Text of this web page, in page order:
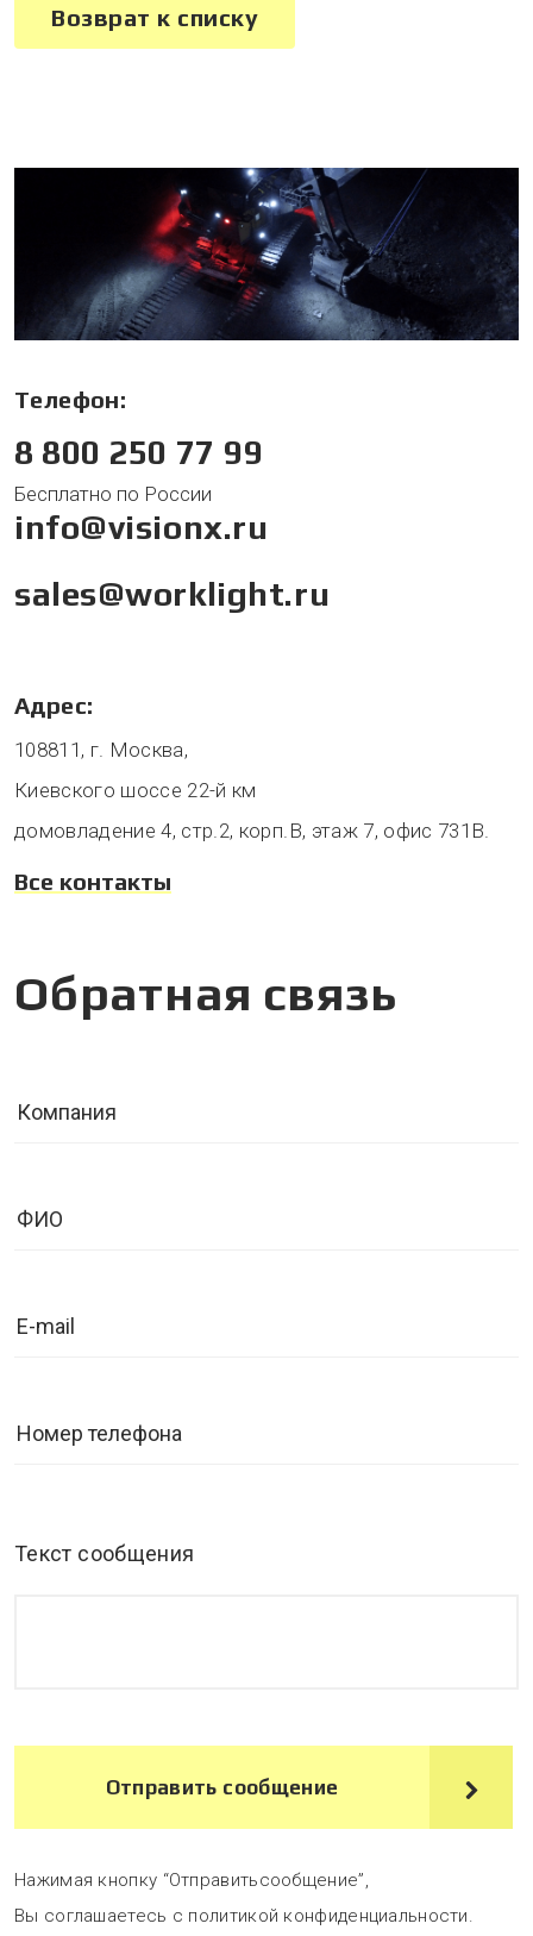
Возврат к списку
Телефон:
8 800 250 77 99
Бесплатно по России
info@visionx.ru
sales@worklight.ru
Адрес:
108811, г. Москва,
Киевского шоссе 22-й км
домовладение 4, стр.2, корп.В, этаж 7, офис 731В.
Все контакты
Обратная связь
Текст сообщения
Отправить сообщение
Нажимая кнопку “Отправитьсообщение”,
Вы соглашаетесь с политикой конфиденциальности.